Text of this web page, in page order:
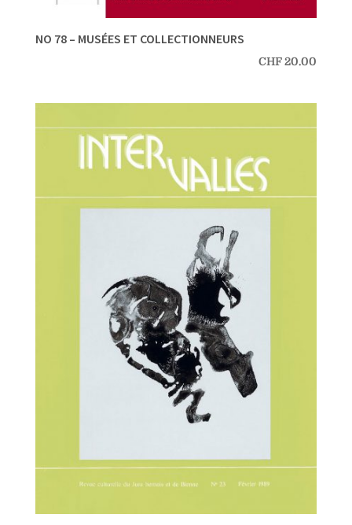
NO 78 – MUSÉES ET COLLECTIONNEURS
CHF20.00